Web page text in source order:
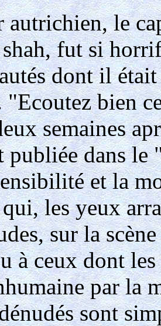
le
fut si
dont il
"Ecoutez bien
semaines
publiée dans le
et la
les yeux
sur la
à ceux dont
par la
sont